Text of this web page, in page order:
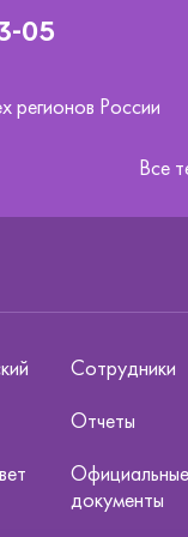
05
регионов России
Все
Сотрудники
Отчеты
Официальные
документы